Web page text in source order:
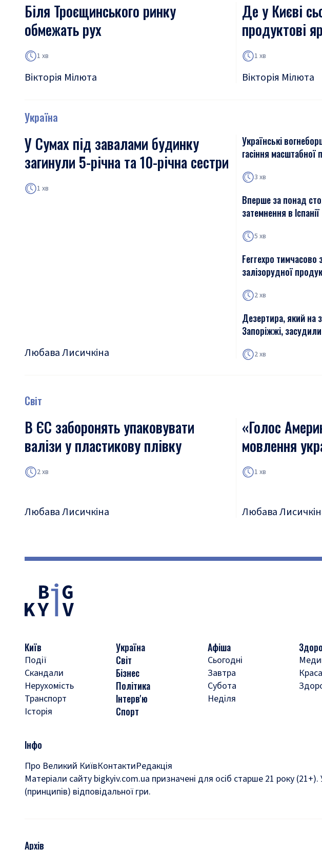
Біля Троєщинського ринку
обмежать рух
1 хв
Вікторія Мілюта
Де у Києві
продуктові
1 хв
Вікторія Мілюта
Україна
У Сумах під завалами будинку
загинули 5-річна та 10-річна сестри
1 хв
Любава Лисичкіна
Українські
гасіння масштабної
3 хв
Вперше за понад
затемнення в Іспанії
5 хв
Ferrexpo тимчасово
залізорудної
2 хв
Дезертира, який на
Запоріжжі,
2 хв
Світ
В ЄС заборонять упаковувати
валізи у пластикову плівку
2 хв
Любава Лисичкіна
«Голос
мовлення
1 хв
Любава
Київ
Події
Скандали
Нерухомість
Транспорт
Історія
Україна
Світ
Бізнес
Політика
Інтерв'ю
Спорт
Афіша
Сьогодні
Завтра
Субота
Неділя
Краса
Інфо
Про Великий КиївКонтактиРедакція
Матеріали сайту bigkyiv.com.ua призначені для осіб старше 21 року
(принципів) відповідальної гри.
Архів